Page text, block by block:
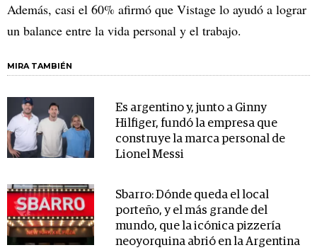
Además, casi el 60% afirmó que Vistage lo ayudó a lograr
un balance entre la vida personal y el trabajo.
MIRA TAMBIÉN
Es argentino y, junto a Ginny
Hilfiger, fundó la empresa que
construye la marca personal de
Lionel Messi
Sbarro: Dónde queda el local
porteño, y el más grande del
mundo, que la icónica pizzería
neoyorquina abrió en la Argentina